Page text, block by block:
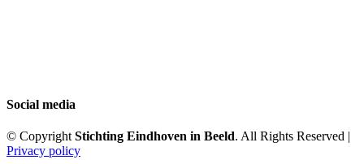
Social media
© CopyrightStichting Eindhoven in Beeld. All Rights Reserved |
Privacy policy